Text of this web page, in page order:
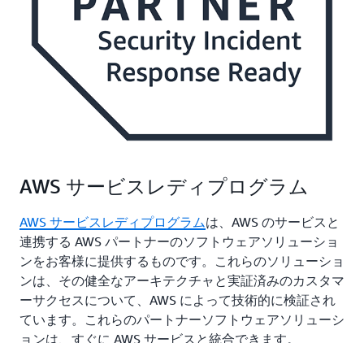
AWS サービスレディプログラム
AWS サービスレディプログラムは、AWS のサービスと
連携する AWS パートナーのソフトウェアソリューショ
ンをお客様に提供するものです。これらのソリューショ
ンは、その健全なアーキテクチャと実証済みのカスタマ
ーサクセスについて、AWS によって技術的に検証され
ています。これらのパートナーソフトウェアソリューシ
ョンは、すぐに AWS サービスと統合できます。